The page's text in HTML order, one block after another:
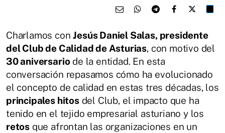
Charlamos conJesús Daniel Salas, presidente
del Club de Calidad de Asturias, con motivo del
30 aniversariode la entidad. En esta
conversación repasamos cómo ha evolucionado
el concepto de calidad en estas tres décadas, los
principales hitosdel Club, el impacto que ha
tenido en el tejido empresarial asturiano y los
retos que afrontan las organizaciones en un